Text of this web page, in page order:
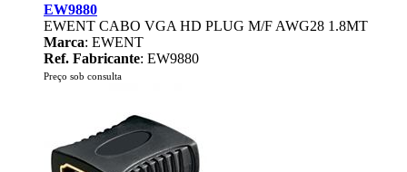
EW9880
EWENT CABO VGA HD PLUG M/F AWG28 1.8MT
Marca: EWENT
Ref. Fabricante: EW9880
Preço sob consulta